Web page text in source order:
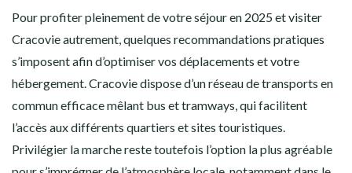
Pour profiter pleinement de votre séjour en 2025 et visiter
Cracovie autrement, quelques recommandations pratiques
s’imposent afin d’optimiser vos déplacements et votre
hébergement. Cracovie dispose d’un réseau de transports en
commun efficace mêlant bus et tramways, qui facilitent
l’accès aux différents quartiers et sites touristiques.
Privilégier la marche reste toutefois l’option la plus agréable